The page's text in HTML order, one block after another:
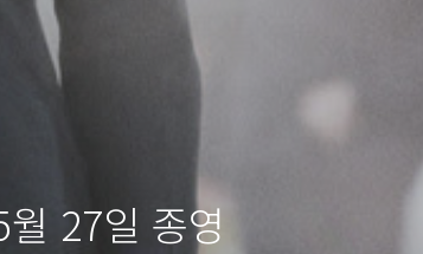
27일 종영